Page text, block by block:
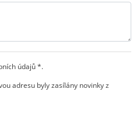
údajů *.
adresu byly zasílány novinky z